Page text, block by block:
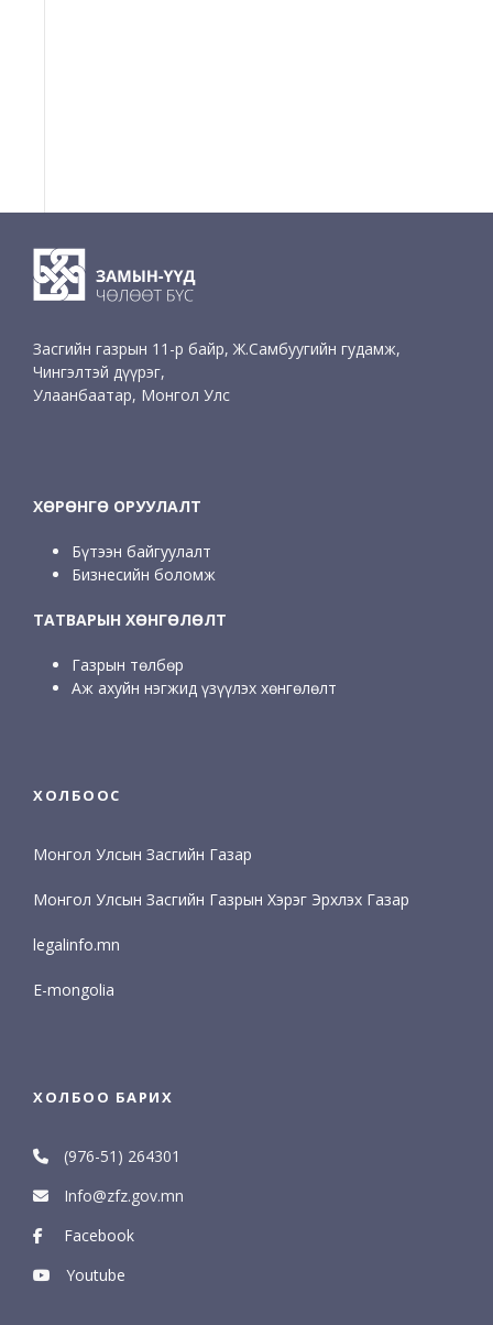
Засгийн газрын 11-р байр, Ж.Самбуугийн гудамж,
Чингэлтэй дүүрэг,
Улаанбаатар, Монгол Улс
ХӨРӨНГӨ ОРУУЛАЛТ
Бүтээн байгуулалт
Бизнесийн боломж
ТАТВАРЫН ХӨНГӨЛӨЛТ
Газрын төлбөр
Аж ахуйн нэгжид үзүүлэх хөнгөлөлт
ХОЛБООС
Монгол Улсын Засгийн Газар
Монгол Улсын Засгийн Газрын Хэрэг Эрхлэх Газар
legalinfo.mn
E-mongolia
ХОЛБОО БАРИХ
(976-51) 264301
Info@zfz.gov.mn
Facebook
Youtube